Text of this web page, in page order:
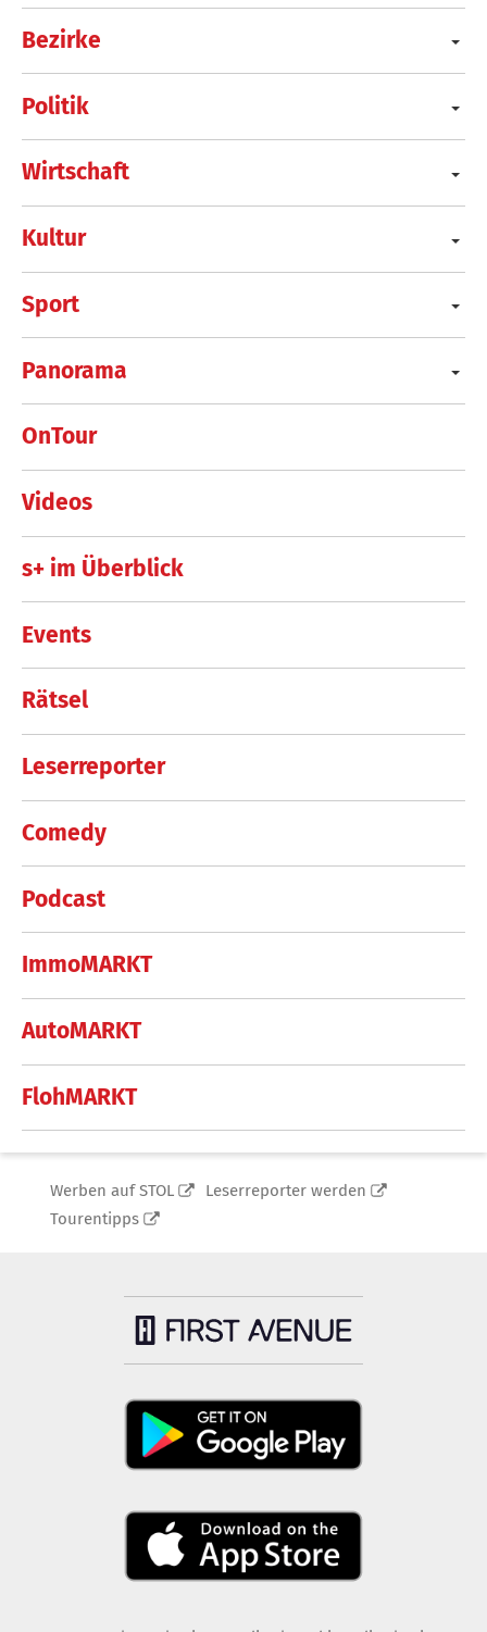
Bezirke
Politik
Wirtschaft
Kultur
Sport
Panorama
OnTour
Videos
s+ im Überblick
Events
Rätsel
Leserreporter
Comedy
Podcast
ImmoMARKT
AutoMARKT
FlohMARKT
Werben auf STOL
Leserreporter werden
Tourentipps